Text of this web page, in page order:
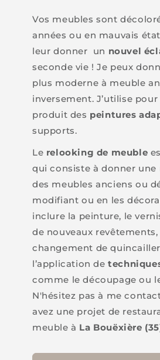
Vos meubles sont
années ou en mauvais
leur donner un nouvel
seconde vie ! Je peux
plus moderne à meuble
inversement. J’utilise
produit des peintures
supports.
Le relooking de meuble
qui consiste à donner une
des meubles anciens ou
modifiant ou en les
inclure la peinture, le
de nouveaux revêtements,
changement de
l’application de
comme le découpage ou
N'hésitez pas à me
avez une projet de
meuble à La Bouëxière